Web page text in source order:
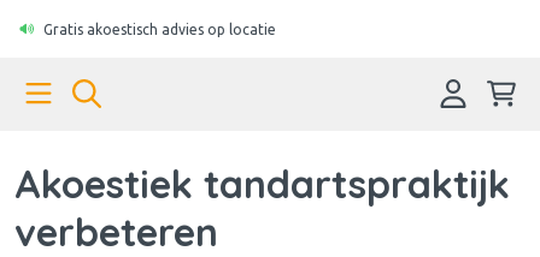
Gratis akoestisch advies op locatie
Akoestiek tandartspraktijk
verbeteren